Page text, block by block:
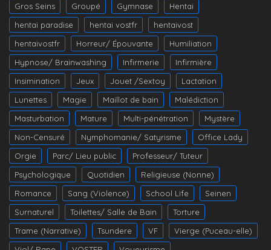
Gros Seins
Groupé Gymnase
Hentai
hentai paradise
hentai vostfr
hentaivost
hentaivostfr
Horreur/ Épouvante
Humiliation
Hypnose/ Brainwashing
Infirmerie
Infirmière
Insimination
Jeux Jouet /Sextoy
Lactation
Lunettes
Magie Maillot de bain
Malédiction
Masturbation
Mature Multi-pénétration
Mystère
Non-Censuré
Nymphomanie/ Satyrisme
Office Lady
Orgie
Parc/ Lieu public
Professeur/ Tuteur
Psychologique
Quotidien
Religieuse (Nonne)
Romance
Sang (Violence) School Life
Seinen
Surnaturel
Toilettes/ Salle de Bain
Torture
Trame (Narrative)
Tsundere VF
Vierge (Puceau-elle)